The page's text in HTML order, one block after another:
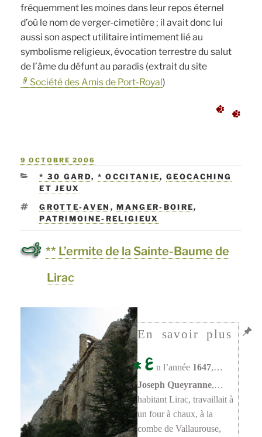
fréquemment les moines dans leur repos éternel
d’où le nom de verger-cimetière ; il avait donc lui
aussi son aspect utilitaire intimement lié au
symbolisme religieux, évocation terrestre du salut
de l’âme du défunt au paradis (extrait du site
Société des Amis de Port-Royal)
PUBLIÉ
9 OCTOBRE 2006
CATÉGORIES
* 30 GARD, * OCCITANIE,GEOCACHING
ET JEUX
ÉTIQUETTES
GROTTE-AVEN ,MANGER-BOIRE,
PATRIMOINE-RELIGIEUX
** L’ermite de la Sainte-Baume de
Lirac
« E n l’année 1647,…
Joseph Queyranne,…
habitant Lirac, travaillait à
un four à chaux, à la
combe de Vallaurouse,